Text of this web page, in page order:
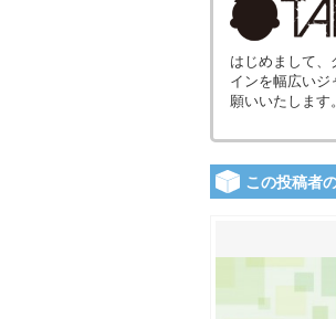
はじめまして
インを幅広い
願いいたします
この投稿者